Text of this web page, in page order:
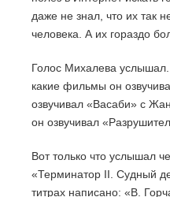
даже не знал, что их так
человека. А их гораздо
Голос Михалева
какие фильмы он
озвучивал «Васаби» с
он озвучивал
Вот только что услышал
«Терминатор II. Судный
титрах написано: «В.